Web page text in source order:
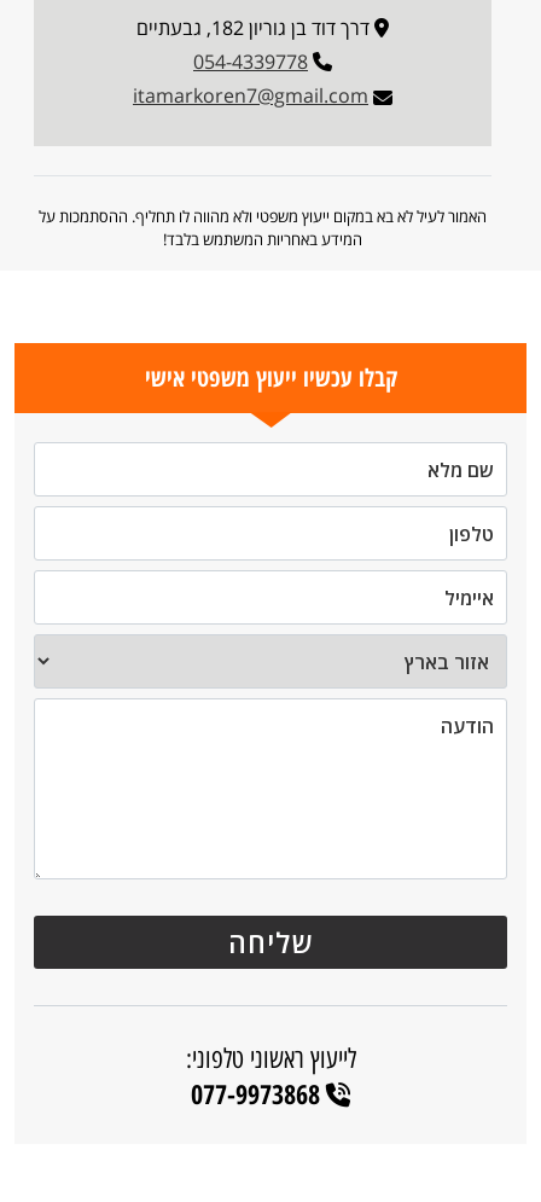
דרך דוד בן גוריון 182, גבעתיים
054-4339778
itamarkoren7@gmail.com
האמור לעיל לא בא במקום ייעוץ משפטי ולא מהווה לו תחליף. ההסתמכות על
המידע באחריות המשתמש בלבד!
קבלו עכשיו ייעוץ משפטי אישי
לייעוץ ראשוני טלפוני:
077-9973868